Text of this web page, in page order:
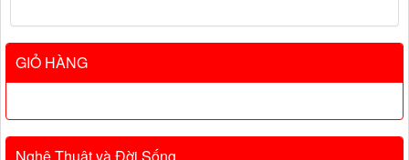
GIỎ HÀNG
Nghệ Thuật và Đời Sống